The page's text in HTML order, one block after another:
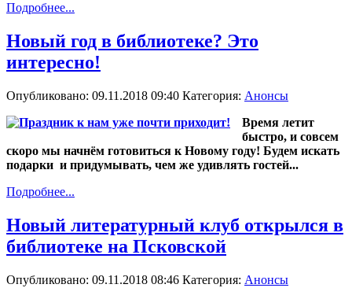
Подробнее...
Новый год в библиотеке? Это
интересно!
Опубликовано: 09.11.2018 09:40 Категория: Анонсы
Время летит
быстро, и совсем
скоро мы начнём готовиться к Новому году! Будем искать
подарки и придумывать, чем же удивлять гостей...
Подробнее...
Новый литературный клуб открылся в
библиотеке на Псковской
Опубликовано: 09.11.2018 08:46 Категория: Анонсы